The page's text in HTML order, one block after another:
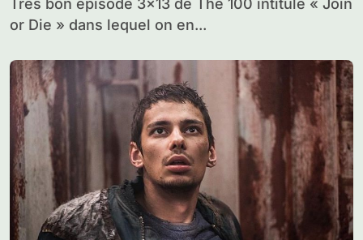
Très bon épisode 3×13 de The 100 intitulé « Join
or Die » dans lequel on en...